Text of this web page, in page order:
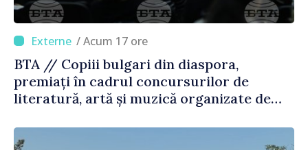
/ Acum 17 ore
BTA // Copiii bulgari din diaspora,
premiați în cadrul concursurilor de
literatură, artă și muzică organizate de
Străinătate